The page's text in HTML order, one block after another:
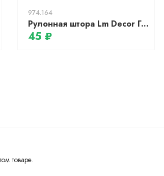
974.164
Рулонная штора Lm Decor Грация ДН LB 10-24 (48x160)
45 ₽
товаре.